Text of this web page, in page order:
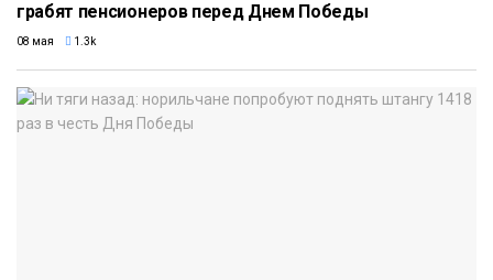
грабят пенсионеров перед Днем Победы
08 мая 1.3k